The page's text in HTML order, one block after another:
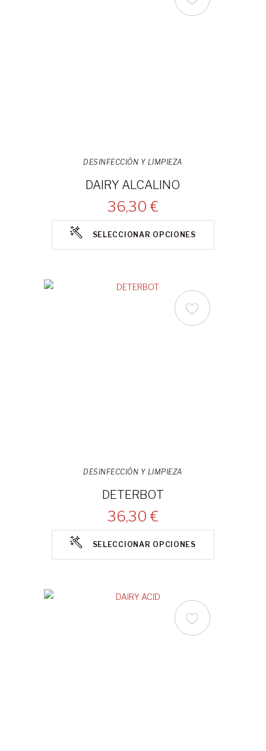
DESINFECCIÓN Y LIMPIEZA
DAIRY ALCALINO
36,30 €
SELECCIONAR OPCIONES
DESINFECCIÓN Y LIMPIEZA
DETERBOT
36,30 €
SELECCIONAR OPCIONES